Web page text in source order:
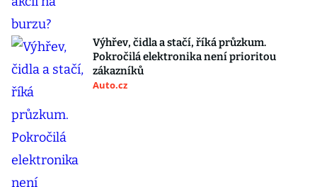
Výhřev, čidla a stačí, říká průzkum.
Pokročilá elektronika není prioritou
zákazníků
Auto.cz